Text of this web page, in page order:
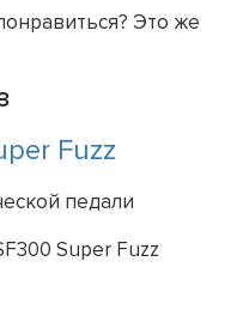
Это же
Fuzz
педали